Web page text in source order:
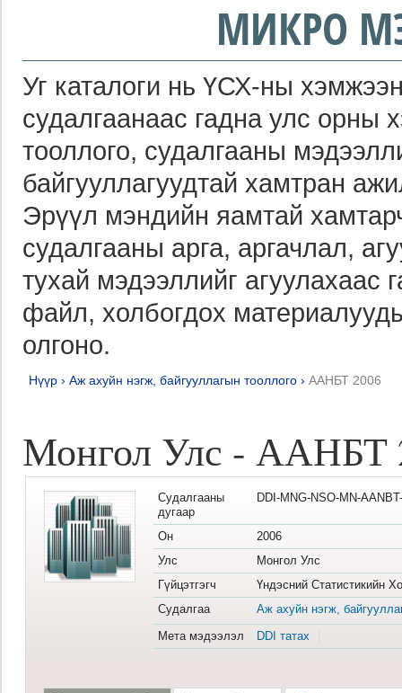
МИКРО
Уг каталоги нь ҮСХ-ны
судалгаанаас гадна улс орны
тооллого, судалгааны
байгууллагуудтай хамтран
Эрүүл мэндийн яамтай
судалгааны арга, аргачлал,
тухай мэдээллийг агуулахаас
файл, холбогдох
олгоно.
Нүүр › Аж ахуйн нэгж, байгууллагын тооллого › ААНБТ 2006
Монгол Улс - ААНБТ
Судалгааны
дугаар
DDI-MNG-NSO-MN-
Он
2006
Улс
Монгол Улс
Гүйцэтгэгч
Үндэсний Статистикийн
Судалгаа
Аж ахуйн нэгж,
Мета мэдээлэл
DDI татах